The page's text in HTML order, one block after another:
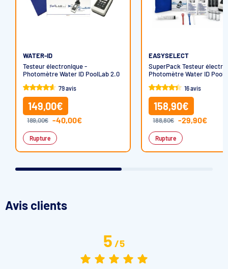
WATER-ID
Testeur électronique -
Photomètre Water ID PoolLab 2.0
79 avis
149,00€
189,00€ -40,00€
Rupture
EASYSELECT
SuperPack Testeur
Photomètre Water ID
rechange
16 avis
158,90€
188,80€ -29,90€
Rupture
Avis clients
5/5